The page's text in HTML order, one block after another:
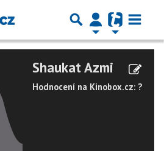
Shaukat Azmi
Hodnocení na Kinobox.cz: ?